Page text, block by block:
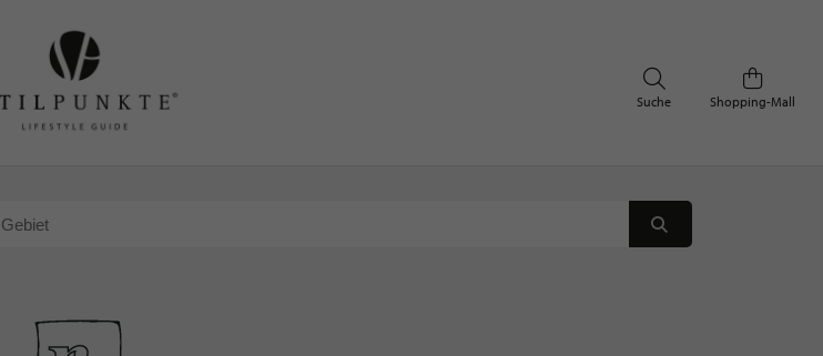
Shopping-Mall
Suche